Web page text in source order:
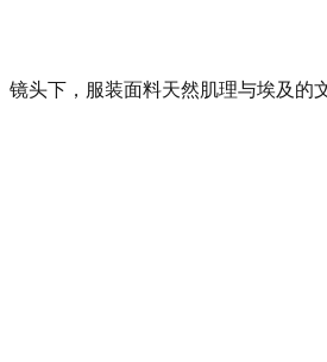
镜头下，服装面料天然肌理与埃及的